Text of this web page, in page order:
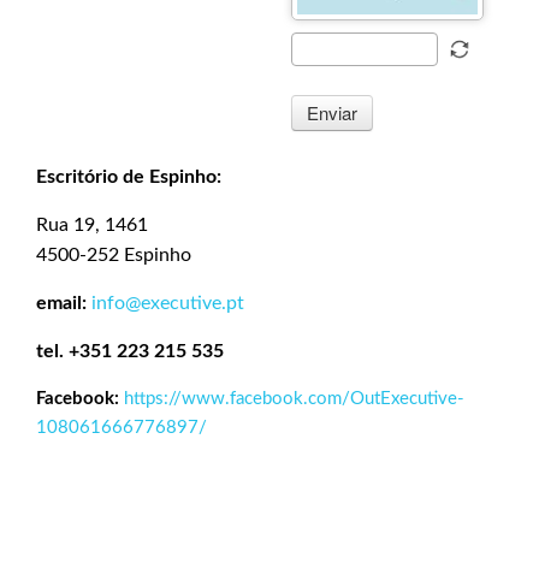
Enviar
Escritório de Espinho:
Rua 19, 1461
4500-252 Espinho
email: info@executive.pt
tel. +351 223 215 535
Facebook: https://www.facebook.com/OutExecutive-
108061666776897/